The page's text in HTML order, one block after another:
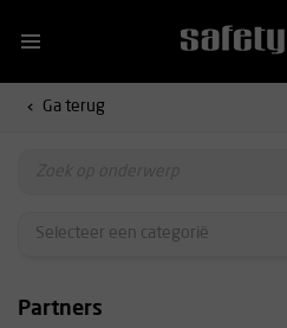
Ga terug
Partners